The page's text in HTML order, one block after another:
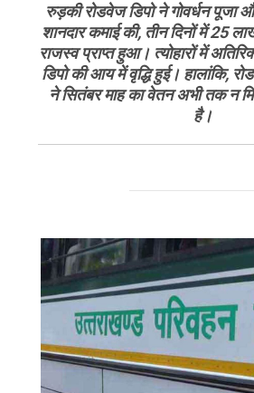
रुड़की रोडवेज डिपो ने गोवर्धन पूजा
शानदार कमाई की, तीन दिनों में 25
राजस्व प्राप्त हुआ। त्योहारों में
डिपो की आय में वृद्धि हुई। हालांकि,
ने सितंबर माह का वेतन अभी तक न
है।